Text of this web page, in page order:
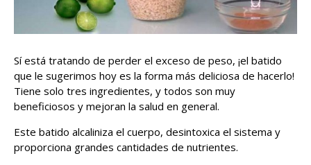
Sí está tratando de perder el exceso de peso, ¡el batido
que le sugerimos hoy es la forma más deliciosa de hacerlo!
Tiene solo tres ingredientes, y todos son muy
beneficiosos y mejoran la salud en general.
Este batido alcaliniza el cuerpo, desintoxica el sistema y
proporciona grandes cantidades de nutrientes.